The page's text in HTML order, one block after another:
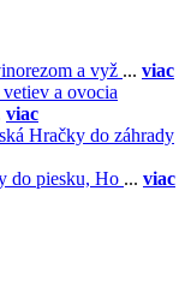
a vyž ... viac
a ovocia
viac
Hračky do záhrady
do piesku, Ho ... viac